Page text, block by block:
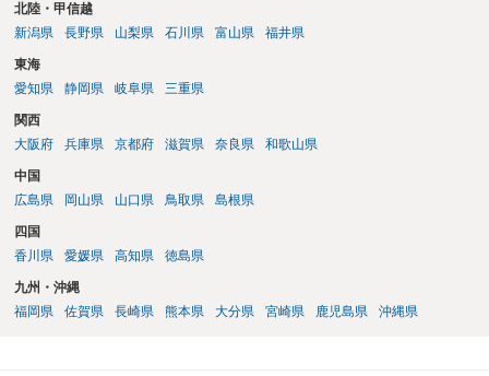
北陸・甲信越
新潟県
長野県 山梨県 石川県 富山県 福井県
東海
愛知県
静岡県 岐阜県 三重県
関西
大阪府
兵庫県 京都府 滋賀県 奈良県 和歌山県
中国
広島県
岡山県 山口県 鳥取県 島根県
四国
香川県
愛媛県 高知県 徳島県
九州・沖縄
福岡県
佐賀県 長崎県 熊本県 大分県 宮崎県 鹿児島県 沖縄県